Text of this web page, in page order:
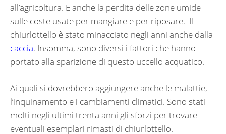
all’agricoltura. E anche la perdita delle zone umide
sulle coste usate per mangiare e per riposare. Il
chiurlottello è stato minacciato negli anni anche dalla
caccia. Insomma, sono diversi i fattori che hanno
portato alla sparizione di questo uccello acquatico.
Ai quali si dovrebbero aggiungere anche le malattie,
l’inquinamento e i cambiamenti climatici. Sono stati
molti negli ultimi trenta anni gli sforzi per trovare
eventuali esemplari rimasti di chiurlottello.